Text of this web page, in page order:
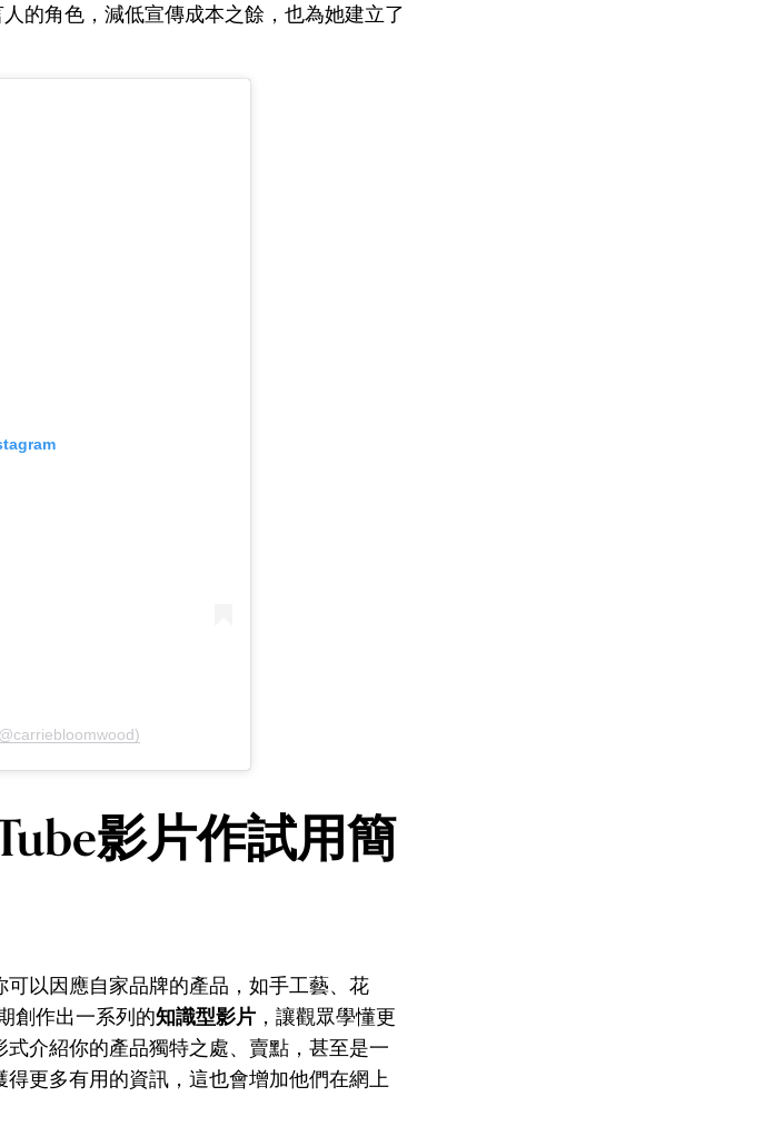
的角色，減低宣傳成本之餘，也為她建立了
影片作試用簡
以因應自家品牌的產品，如手工藝、花
創作出一系列的知識型影片，讓觀眾學懂更
介紹你的產品獨特之處、賣點，甚至是一
更多有用的資訊，這也會增加他們在網上